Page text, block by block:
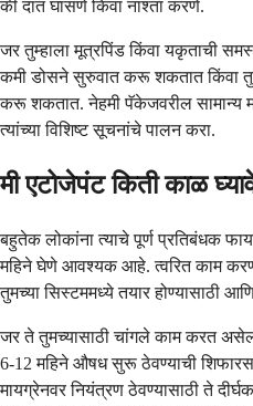
की दात घासणे किंवा नाश्ता करणे.
जर तुम्हाला मूत्रपिंड किंवा यकृताची
कमी डोसने सुरुवात करू शकतात किंवा
करू शकतात. नेहमी पॅकेजवरील सामान्य
त्यांच्या विशिष्ट सूचनांचे पालन करा.
मी एटोजेपंट किती काळ
बहुतेक लोकांना त्याचे पूर्ण प्रतिबंधक
महिने घेणे आवश्यक आहे. त्वरित काम
तुमच्या सिस्टममध्ये तयार होण्यासाठी
जर ते तुमच्यासाठी चांगले काम करत
6-12 महिने औषध सुरू ठेवण्याची शिफारस
मायग्रेनवर नियंत्रण ठेवण्यासाठी ते